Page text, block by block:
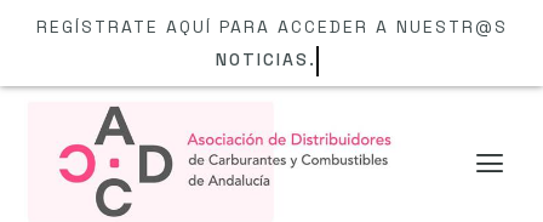
REGÍSTRATE AQUÍ PARA ACCEDER A NUESTR@S